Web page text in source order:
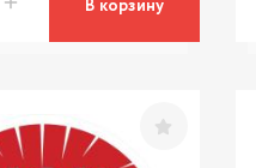
В корзину